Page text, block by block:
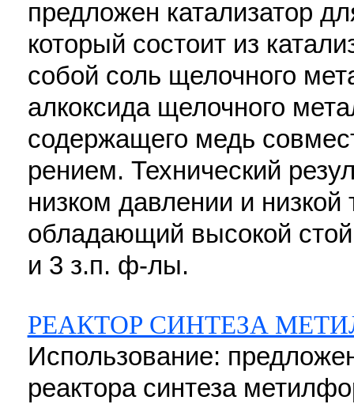
предложен катализатор
который состоит из
собой соль щелочного
алкоксида щелочного
содержащего медь
рением. Технический
низком давлении и низкой
обладающий высокой
и 3 з.п. ф-лы.
РЕАКТОР СИНТЕЗА
Использование:
реактора синтеза